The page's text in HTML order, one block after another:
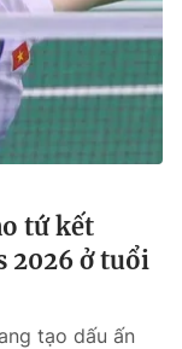
tứ kết
2026 ở tuổi
tạo dấu ấn